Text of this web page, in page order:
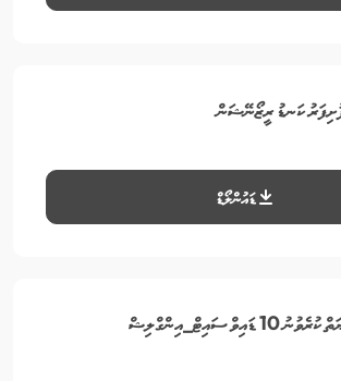
ކަނޑު ރީޒޯނޭޝަން
ޑައުންލޯޑް